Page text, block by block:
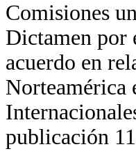
Comisiones
Dictamen por
acuerdo en
Norteamérica
publicación